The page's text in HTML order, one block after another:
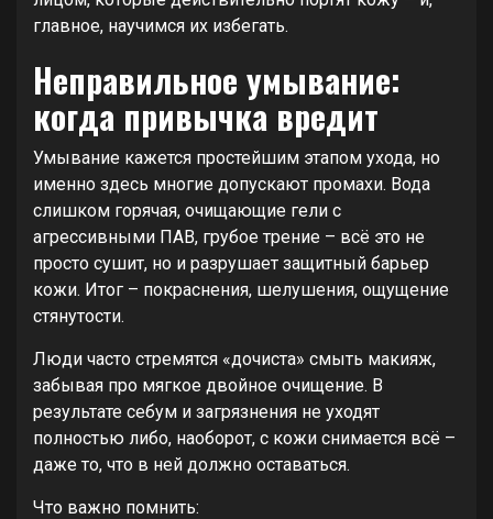
главное, научимся их избегать.
Неправильное умывание:
когда привычка вредит
Умывание кажется простейшим этапом ухода, но
именно здесь многие допускают промахи. Вода
слишком горячая, очищающие гели с
агрессивными ПАВ, грубое трение – всё это не
просто сушит, но и разрушает защитный барьер
кожи. Итог – покраснения, шелушения, ощущение
стянутости.
Люди часто стремятся «дочиста» смыть макияж,
забывая про мягкое двойное очищение. В
результате себум и загрязнения не уходят
полностью либо, наоборот, с кожи снимается всё –
даже то, что в ней должно оставаться.
Что важно помнить: